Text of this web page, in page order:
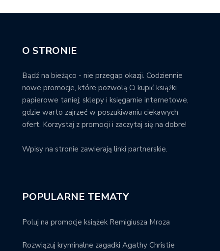
O STRONIE
Bądź na bieżąco - nie przegap okazji. Codziennie
nowe promocje, które pozwolą Ci kupić książki
papierowe taniej; sklepy i księgarnie internetowe,
gdzie warto zajrzeć w poszukiwaniu ciekawych
ofert. Korzystaj z promocji i zaczytaj się na dobre!
Wpisy na stronie zawierają linki partnerskie.
POPULARNE TEMATY
Poluj na promocje książek Remigiusza Mroza
Rozwiązuj kryminalne zagadki Agathy Christie